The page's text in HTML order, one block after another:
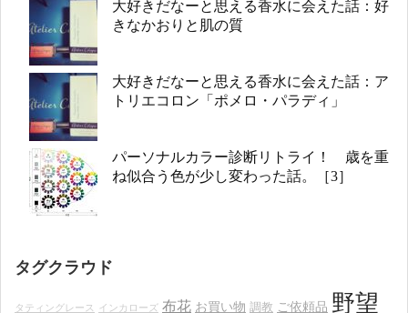
大好きだなーと思える香水に会えた話：好
きなかおりと肌の質
大好きだなーと思える香水に会えた話：ア
トリエコロン「ポメロ・パラディ」
パーソナルカラー診断リトライ！ 歳を重
ね似合う色が少し変わった話。［3］
タグクラウド
タティングレース インカローズ 布花 お買い物 調教 ご依頼品 野望